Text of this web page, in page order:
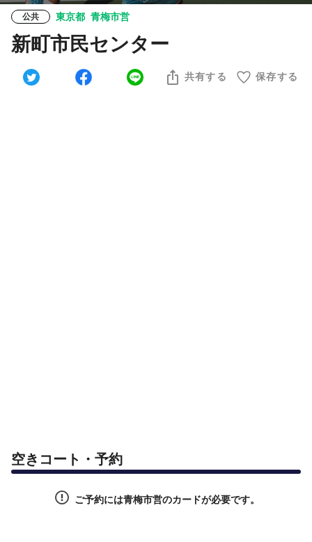
公共 東京都 青梅市営
新町市民センター
共有する 保存する
空きコート・予約
ご予約には青梅市営のカードが必要です。